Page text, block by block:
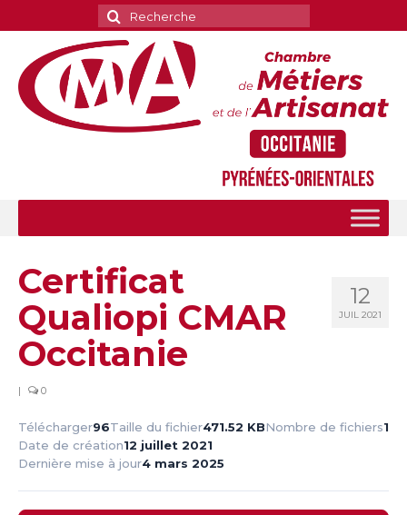
Rechercher
:
12
JUIL 2021
Certificat
Qualiopi CMAR
Occitanie
| 0
Télécharger96Taille du fichier471.52 KBNombre de fichiers1
Date de création12 juillet 2021
Dernière mise à jour4 mars 2025